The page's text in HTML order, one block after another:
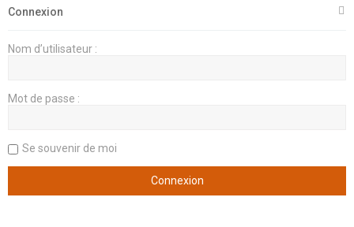
Connexion
Nom d’utilisateur :
Mot de passe :
Se souvenir de moi